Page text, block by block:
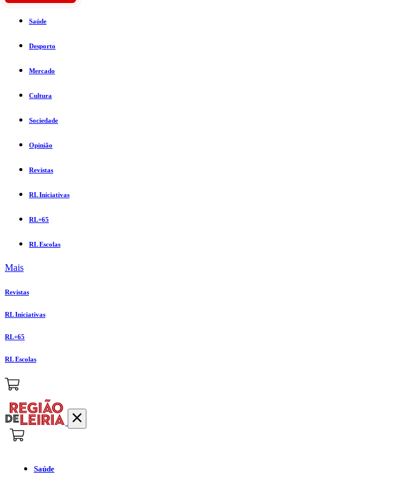
Saúde
Desporto
Mercado
Cultura
Sociedade
Opinião
Revistas
RL Iniciativas
RL+65
RL Escolas
Mais
Revistas
RL Iniciativas
RL+65
RL Escolas
Saúde